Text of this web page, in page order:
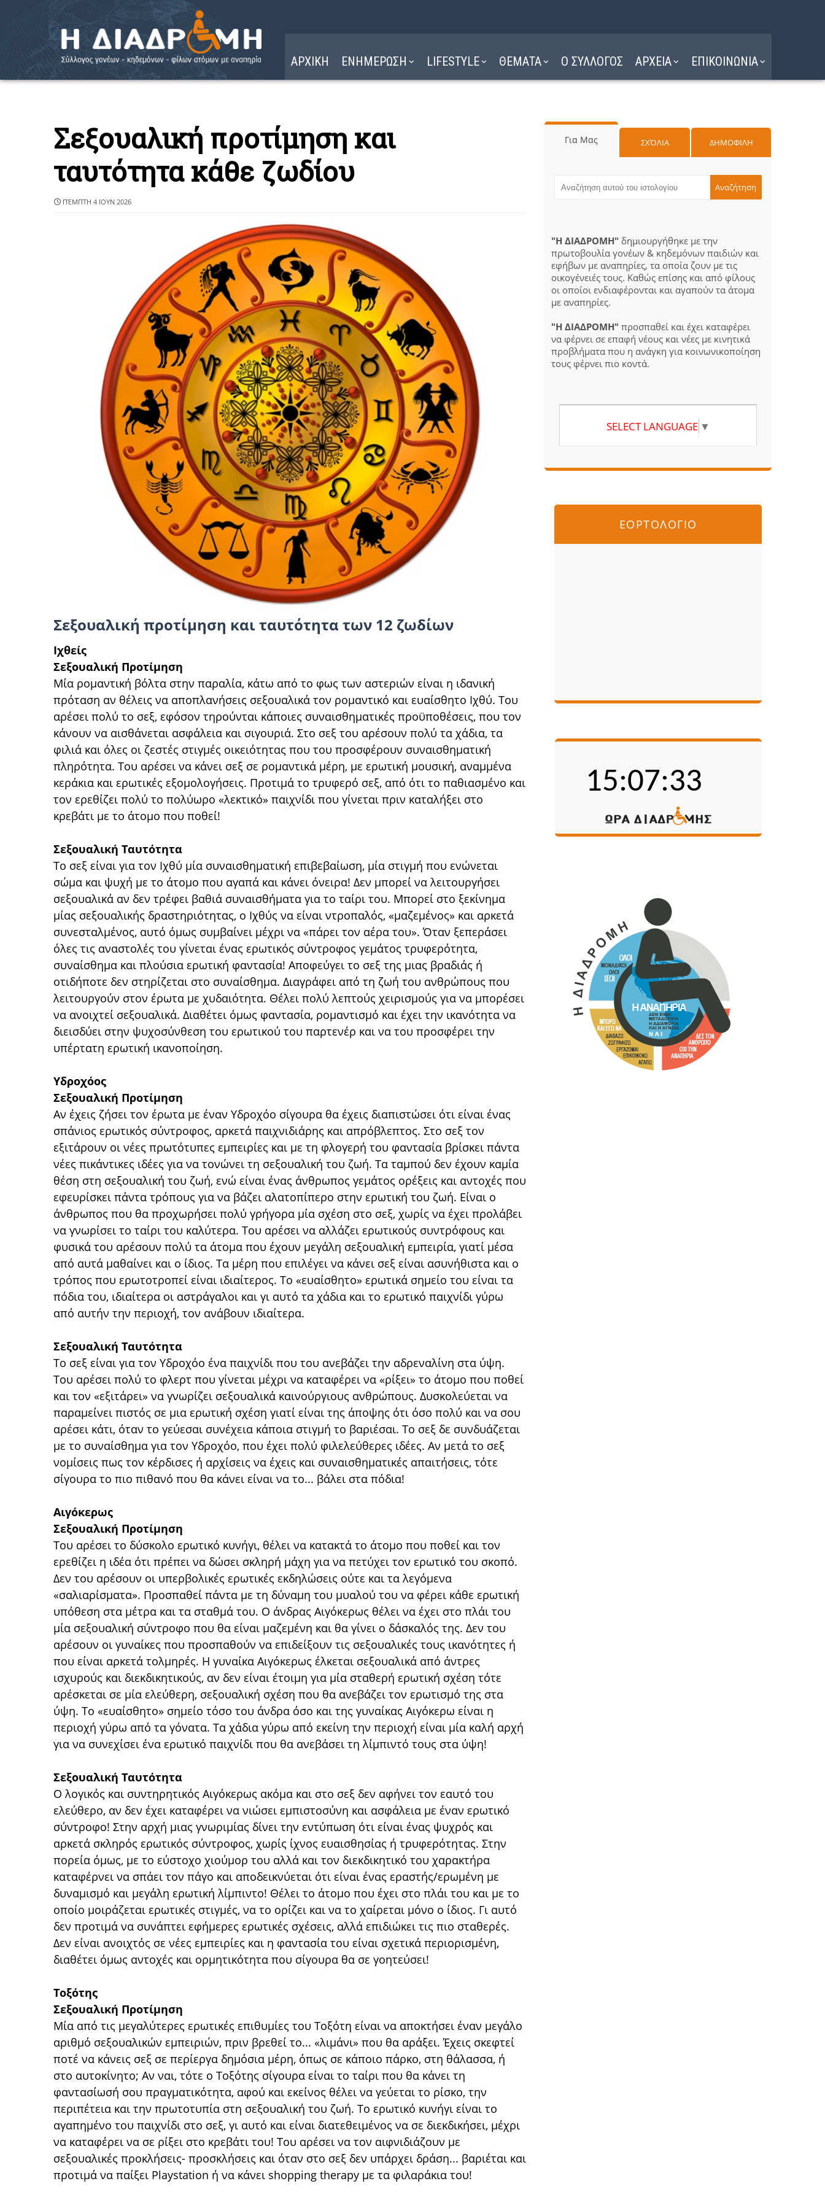
ΑΡΧΙΚΗ ΕΝΗΜΕΡΩΣΗ LIFESTYLE ΘΕΜΑΤΑ Ο ΣΥΛΛΟΓΟΣ ΑΡΧΕΙΑ ΕΠΙΚΟΙΝΩΝΙΑ
Σεξουαλική προτίμηση και
ταυτότητα κάθε ζωδίου
ΠΈΜΠΤΗ 4 ΙΟΥΝ 2026
Σεξουαλική προτίμηση και ταυτότητα των 12 ζωδίων
Ιχθείς
Σεξουαλική Προτίμηση
Μία ρομαντική βόλτα στην παραλία, κάτω από το φως των αστεριών είναι η ιδανική
πρόταση αν θέλεις να αποπλανήσεις σεξουαλικά τον ρομαντικό και ευαίσθητο Ιχθύ. Του
αρέσει πολύ το σεξ, εφόσον τηρούνται κάποιες συναισθηματικές προϋποθέσεις, που τον
κάνουν να αισθάνεται ασφάλεια και σιγουριά. Στο σεξ του αρέσουν πολύ τα χάδια, τα
φιλιά και όλες οι ζεστές στιγμές οικειότητας που του προσφέρουν συναισθηματική
πληρότητα. Του αρέσει να κάνει σεξ σε ρομαντικά μέρη, με ερωτική μουσική, αναμμένα
κεράκια και ερωτικές εξομολογήσεις. Προτιμά το τρυφερό σεξ, από ότι το παθιασμένο και
τον ερεθίζει πολύ το πολύωρο «λεκτικό» παιχνίδι που γίνεται πριν καταλήξει στο
κρεβάτι με το άτομο που ποθεί!
Σεξουαλική Ταυτότητα
Το σεξ είναι για τον Ιχθύ μία συναισθηματική επιβεβαίωση, μία στιγμή που ενώνεται
σώμα και ψυχή με το άτομο που αγαπά και κάνει όνειρα! Δεν μπορεί να λειτουργήσει
σεξουαλικά αν δεν τρέφει βαθιά συναισθήματα για το ταίρι του. Μπορεί στο ξεκίνημα
μίας σεξουαλικής δραστηριότητας, ο Ιχθύς να είναι ντροπαλός, «μαζεμένος» και αρκετά
συνεσταλμένος, αυτό όμως συμβαίνει μέχρι να «πάρει τον αέρα του». Όταν ξεπεράσει
όλες τις αναστολές του γίνεται ένας ερωτικός σύντροφος γεμάτος τρυφερότητα,
συναίσθημα και πλούσια ερωτική φαντασία! Αποφεύγει το σεξ της μιας βραδιάς ή
οτιδήποτε δεν στηρίζεται στο συναίσθημα. Διαγράφει από τη ζωή του ανθρώπους που
λειτουργούν στον έρωτα με χυδαιότητα. Θέλει πολύ λεπτούς χειρισμούς για να μπορέσει
να ανοιχτεί σεξουαλικά. Διαθέτει όμως φαντασία, ρομαντισμό και έχει την ικανότητα να
διεισδύει στην ψυχοσύνθεση του ερωτικού του παρτενέρ και να του προσφέρει την
υπέρτατη ερωτική ικανοποίηση.
Υδροχόος
Σεξουαλική Προτίμηση
Αν έχεις ζήσει τον έρωτα με έναν Υδροχόο σίγουρα θα έχεις διαπιστώσει ότι είναι ένας
σπάνιος ερωτικός σύντροφος, αρκετά παιχνιδιάρης και απρόβλεπτος. Στο σεξ τον
εξιτάρουν οι νέες πρωτότυπες εμπειρίες και με τη φλογερή του φαντασία βρίσκει πάντα
νέες πικάντικες ιδέες για να τονώνει τη σεξουαλική του ζωή. Τα ταμπού δεν έχουν καμία
θέση στη σεξουαλική του ζωή, ενώ είναι ένας άνθρωπος γεμάτος ορέξεις και αντοχές που
εφευρίσκει πάντα τρόπους για να βάζει αλατοπίπερο στην ερωτική του ζωή. Είναι ο
άνθρωπος που θα προχωρήσει πολύ γρήγορα μία σχέση στο σεξ, χωρίς να έχει προλάβει
να γνωρίσει το ταίρι του καλύτερα. Του αρέσει να αλλάζει ερωτικούς συντρόφους και
φυσικά του αρέσουν πολύ τα άτομα που έχουν μεγάλη σεξουαλική εμπειρία, γιατί μέσα
από αυτά μαθαίνει και ο ίδιος. Τα μέρη που επιλέγει να κάνει σεξ είναι ασυνήθιστα και ο
τρόπος που ερωτοτροπεί είναι ιδιαίτερος. Το «ευαίσθητο» ερωτικά σημείο του είναι τα
πόδια του, ιδιαίτερα οι αστράγαλοι και γι αυτό τα χάδια και το ερωτικό παιχνίδι γύρω
από αυτήν την περιοχή, τον ανάβουν ιδιαίτερα.
Σεξουαλική Ταυτότητα
Το σεξ είναι για τον Υδροχόο ένα παιχνίδι που του ανεβάζει την αδρεναλίνη στα ύψη.
Του αρέσει πολύ το φλερτ που γίνεται μέχρι να καταφέρει να «ρίξει» το άτομο που ποθεί
και τον «εξιτάρει» να γνωρίζει σεξουαλικά καινούργιους ανθρώπους. Δυσκολεύεται να
παραμείνει πιστός σε μια ερωτική σχέση γιατί είναι της άποψης ότι όσο πολύ και να σου
αρέσει κάτι, όταν το γεύεσαι συνέχεια κάποια στιγμή το βαριέσαι. Το σεξ δε συνδυάζεται
με το συναίσθημα για τον Υδροχόο, που έχει πολύ φιλελεύθερες ιδέες. Αν μετά το σεξ
νομίσεις πως τον κέρδισες ή αρχίσεις να έχεις και συναισθηματικές απαιτήσεις, τότε
σίγουρα το πιο πιθανό που θα κάνει είναι να το... βάλει στα πόδια!
Αιγόκερως
Σεξουαλική Προτίμηση
Του αρέσει το δύσκολο ερωτικό κυνήγι, θέλει να κατακτά το άτομο που ποθεί και τον
ερεθίζει η ιδέα ότι πρέπει να δώσει σκληρή μάχη για να πετύχει τον ερωτικό του σκοπό.
Δεν του αρέσουν οι υπερβολικές ερωτικές εκδηλώσεις ούτε και τα λεγόμενα
«σαλιαρίσματα». Προσπαθεί πάντα με τη δύναμη του μυαλού του να φέρει κάθε ερωτική
υπόθεση στα μέτρα και τα σταθμά του. Ο άνδρας Αιγόκερως θέλει να έχει στο πλάι του
μία σεξουαλική σύντροφο που θα είναι μαζεμένη και θα γίνει ο δάσκαλός της. Δεν του
αρέσουν οι γυναίκες που προσπαθούν να επιδείξουν τις σεξουαλικές τους ικανότητες ή
που είναι αρκετά τολμηρές. Η γυναίκα Αιγόκερως έλκεται σεξουαλικά από άντρες
ισχυρούς και διεκδικητικούς, αν δεν είναι έτοιμη για μία σταθερή ερωτική σχέση τότε
αρέσκεται σε μία ελεύθερη, σεξουαλική σχέση που θα ανεβάζει τον ερωτισμό της στα
ύψη. Το «ευαίσθητο» σημείο τόσο του άνδρα όσο και της γυναίκας Αιγόκερω είναι η
περιοχή γύρω από τα γόνατα. Τα χάδια γύρω από εκείνη την περιοχή είναι μία καλή αρχή
για να συνεχίσει ένα ερωτικό παιχνίδι που θα ανεβάσει τη λίμπιντό τους στα ύψη!
Σεξουαλική Ταυτότητα
Ο λογικός και συντηρητικός Αιγόκερως ακόμα και στο σεξ δεν αφήνει τον εαυτό του
ελεύθερο, αν δεν έχει καταφέρει να νιώσει εμπιστοσύνη και ασφάλεια με έναν ερωτικό
σύντροφο! Στην αρχή μιας γνωριμίας δίνει την εντύπωση ότι είναι ένας ψυχρός και
αρκετά σκληρός ερωτικός σύντροφος, χωρίς ίχνος ευαισθησίας ή τρυφερότητας. Στην
πορεία όμως, με το εύστοχο χιούμορ του αλλά και τον διεκδικητικό του χαρακτήρα
καταφέρνει να σπάει τον πάγο και αποδεικνύεται ότι είναι ένας εραστής/ερωμένη με
δυναμισμό και μεγάλη ερωτική λίμπιντο! Θέλει το άτομο που έχει στο πλάι του και με το
οποίο μοιράζεται ερωτικές στιγμές, να το ορίζει και να το χαίρεται μόνο ο ίδιος. Γι αυτό
δεν προτιμά να συνάπτει εφήμερες ερωτικές σχέσεις, αλλά επιδιώκει τις πιο σταθερές.
Δεν είναι ανοιχτός σε νέες εμπειρίες και η φαντασία του είναι σχετικά περιορισμένη,
διαθέτει όμως αντοχές και ορμητικότητα που σίγουρα θα σε γοητεύσει!
Τοξότης
Σεξουαλική Προτίμηση
Μία από τις μεγαλύτερες ερωτικές επιθυμίες του Τοξότη είναι να αποκτήσει έναν μεγάλο
αριθμό σεξουαλικών εμπειριών, πριν βρεθεί το... «λιμάνι» που θα αράξει. Έχεις σκεφτεί
ποτέ να κάνεις σεξ σε περίεργα δημόσια μέρη, όπως σε κάποιο πάρκο, στη θάλασσα, ή
στο αυτοκίνητο; Αν ναι, τότε ο Τοξότης σίγουρα είναι το ταίρι που θα κάνει τη
φαντασίωσή σου πραγματικότητα, αφού και εκείνος θέλει να γεύεται το ρίσκο, την
περιπέτεια και την πρωτοτυπία στη σεξουαλική του ζωή. Το ερωτικό κυνήγι είναι το
αγαπημένο του παιχνίδι στο σεξ, γι αυτό και είναι διατεθειμένος να σε διεκδικήσει, μέχρι
να καταφέρει να σε ρίξει στο κρεβάτι του! Του αρέσει να τον αιφνιδιάζουν με
σεξουαλικές προκλήσεις- προσκλήσεις και όταν στο σεξ δεν υπάρχει δράση... βαριέται και
προτιμά να παίξει Playstation ή να κάνει shopping therapy με τα φιλαράκια του!
Για Μας ΣΧΌΛΙΑ ΔΗΜΟΦΙΛΗ
"Η ΔΙΑΔΡΟΜΗ" δημιουργήθηκε με την
πρωτοβουλία γονέων & κηδεμόνων παιδιών και
εφήβων με αναπηρίες, τα οποία ζουν με τις
οικογένειές τους. Καθώς επίσης και από φίλους
οι οποίοι ενδιαφέρονται και αγαπούν τα άτομα
με αναπηρίες.
"Η ΔΙΑΔΡΟΜΗ" προσπαθεί και έχει καταφέρει
να φέρνει σε επαφή νέους και νέες με κινητικά
προβλήματα που η ανάγκη για κοινωνικοποίηση
τους φέρνει πιο κοντά.
SELECT LANGUAGE ▼
ΕΟΡΤΟΛΟΓΙΟ